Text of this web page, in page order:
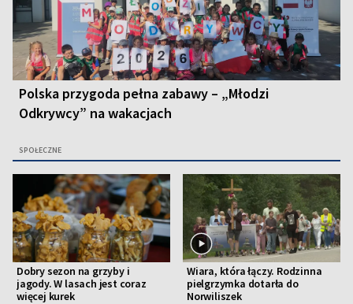
Polska przygoda pełna zabawy – „Młodzi
Odkrywcy” na wakacjach
SPOŁECZNE
Dobry sezon na grzyby i
jagody. W lasach jest coraz
więcej kurek
Wiara, która łączy. Rodzinna
pielgrzymka dotarła do
Norwiliszek